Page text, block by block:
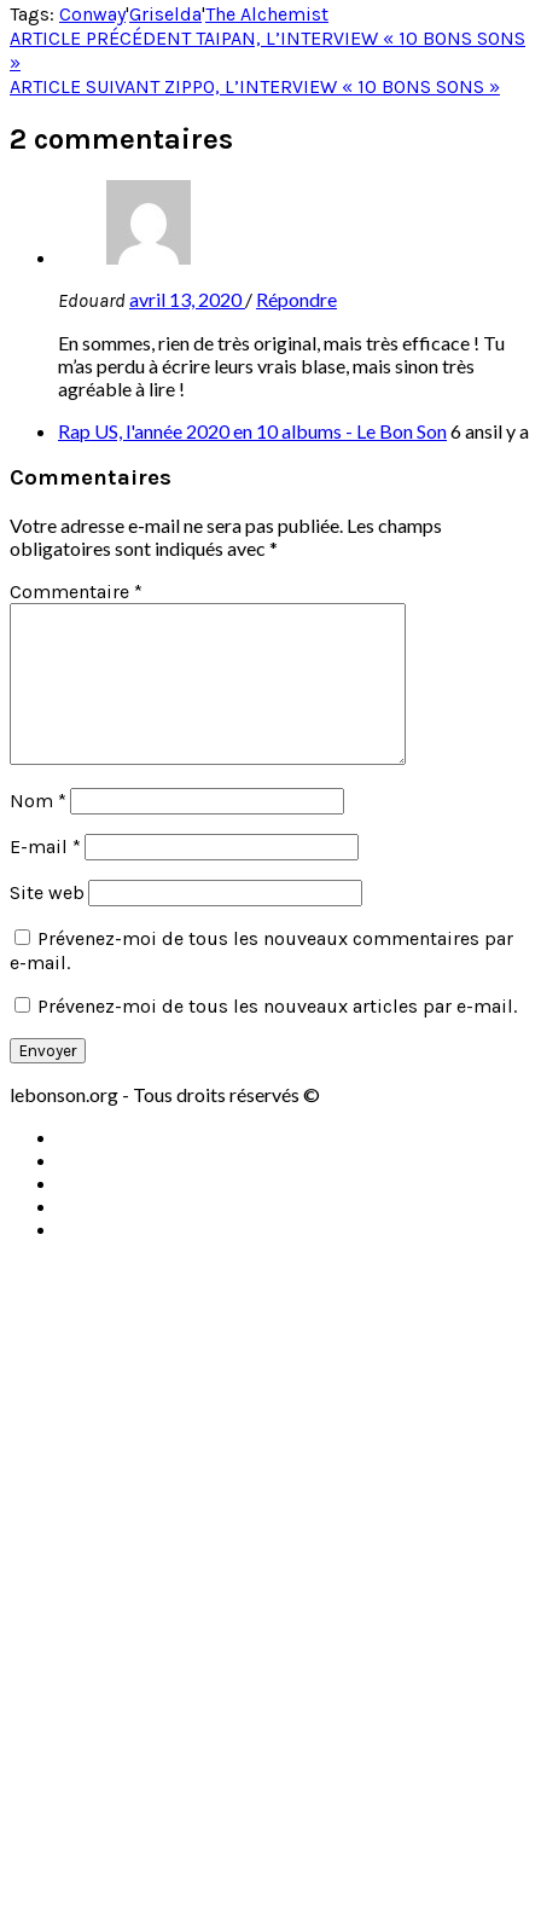
Tags: Conway'Griselda'The Alchemist
Post
navigation
ARTICLE PRÉCÉDENTTAIPAN, L’INTERVIEW « 10 BONS SONS
»
ARTICLE SUIVANTZIPPO, L’INTERVIEW « 10 BONS SONS »
2 commentaires
Edouard avril 13, 2020/ Répondre
En sommes, rien de très original, mais très efficace ! Tu
m’as perdu à écrire leurs vrais blase, mais sinon très
agréable à lire !
Rap US, l'année 2020 en 10 albums - Le Bon Son6 ansil y a
Commentaires
Votre adresse e-mail ne sera pas publiée. Les champs
obligatoires sont indiqués avec *
Commentaire *
Nom *
E-mail *
Site web
Prévenez-moi de tous les nouveaux commentaires par
e-mail.
Prévenez-moi de tous les nouveaux articles par e-mail.
lebonson.org - Tous droits réservés ©